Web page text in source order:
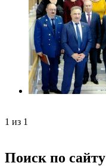
1 из 1
Поиск по сайту